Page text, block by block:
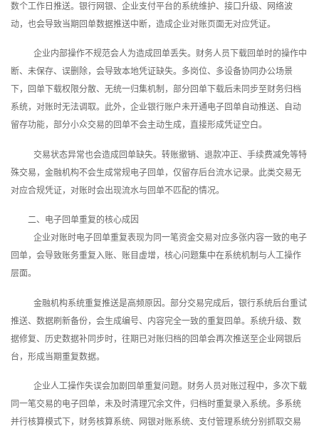
数个工作日推送。银行网银、企业支付平台的系统维护、接口升级、网络波
动，也会导致当期回单数据推送中断，造成企业对账页面无对应凭证。
企业内部操作不规范会人为造成回单丢失。财务人员下载回单时的操作中
断、未保存、误删除，会导致本地凭证缺失。多岗位、多设备协同办公场景
下，回单下载权限分散、无统一归集机制，部分回单下载后未同步至财务归档
系统，对账时无法调取。此外，企业银行账户未开通电子回单自动推送、自动
留存功能，部分小众交易的回单不会主动生成，直接形成凭证空白。
交易状态异常也会造成回单缺失。转账撤销、退款冲正、手续费减免等特
殊交易，金融机构不会生成常规电子回单，仅留存后台流水记录。此类交易无
对应合规凭证，对账时会出现流水与回单不匹配的情况。
二、电子回单重复的核心成因
企业对账时电子回单重复表现为同一笔资金交易对应多张内容一致的电子
回单，会导致账务重复入账、账目虚增，核心问题集中在系统机制与人工操作
层面。
金融机构系统重复推送是高频原因。部分交易完成后，银行系统后台重试
推送、数据刷新备份，会生成编号、内容完全一致的重复回单。系统升级、数
据修复、历史数据补同步时，往期已对账归档的回单会再次推送至企业网银后
台，形成当期重复数据。
企业人工操作失误会加剧回单重复问题。财务人员对账过程中，多次下载
同一笔交易的电子回单，未及时清理冗余文件，归档时重复录入系统。多系统
并行核算模式下，财务核算系统、网银对账系统、支付管理系统分别抓取交易